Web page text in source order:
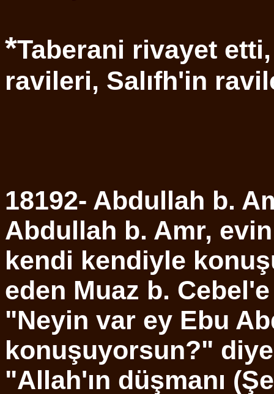
*Taberani rivayet etti,
ravileri, Salıfh'in
18192- Abdullah b.
Abdullah b. Amr,
kendi kendiyle
eden Muaz b.
"Neyin var ey Ebu
konuşuyorsun?"
"Allah'ın düşmanı